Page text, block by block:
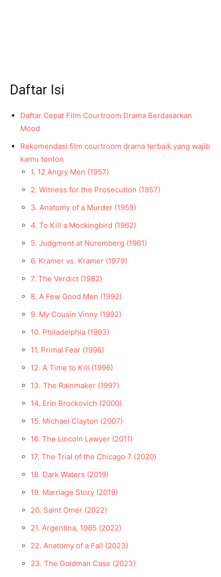
Daftar Isi
Daftar Cepat Film Courtroom Drama Berdasarkan
Mood
Rekomendasi film courtroom drama terbaik yang wajib
kamu tonton
1. 12 Angry Men (1957)
2. Witness for the Prosecution (1957)
3. Anatomy of a Murder (1959)
4. To Kill a Mockingbird (1962)
5. Judgment at Nuremberg (1961)
6. Kramer vs. Kramer (1979)
7. The Verdict (1982)
8. A Few Good Men (1992)
9. My Cousin Vinny (1992)
10. Philadelphia (1993)
11. Primal Fear (1996)
12. A Time to Kill (1996)
13. The Rainmaker (1997)
14. Erin Brockovich (2000)
15. Michael Clayton (2007)
16. The Lincoln Lawyer (2011)
17. The Trial of the Chicago 7 (2020)
18. Dark Waters (2019)
19. Marriage Story (2019)
20. Saint Omer (2022)
21. Argentina, 1985 (2022)
22. Anatomy of a Fall (2023)
23. The Goldman Case (2023)